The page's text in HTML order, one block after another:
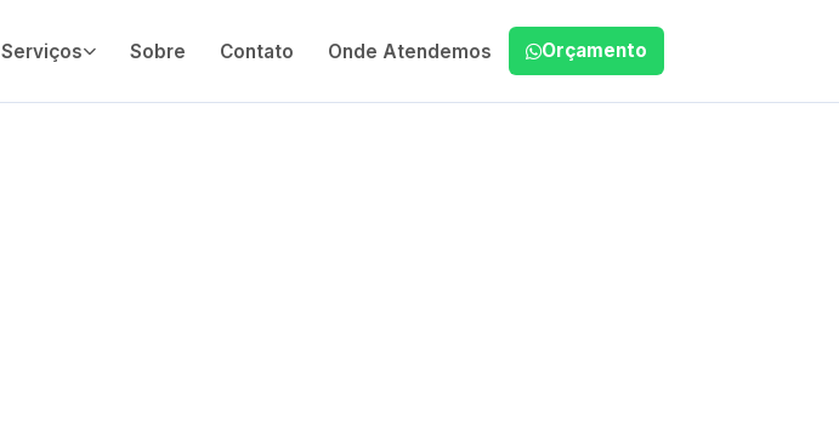
Serviços Sobre Contato Onde Atendemos Orçamento